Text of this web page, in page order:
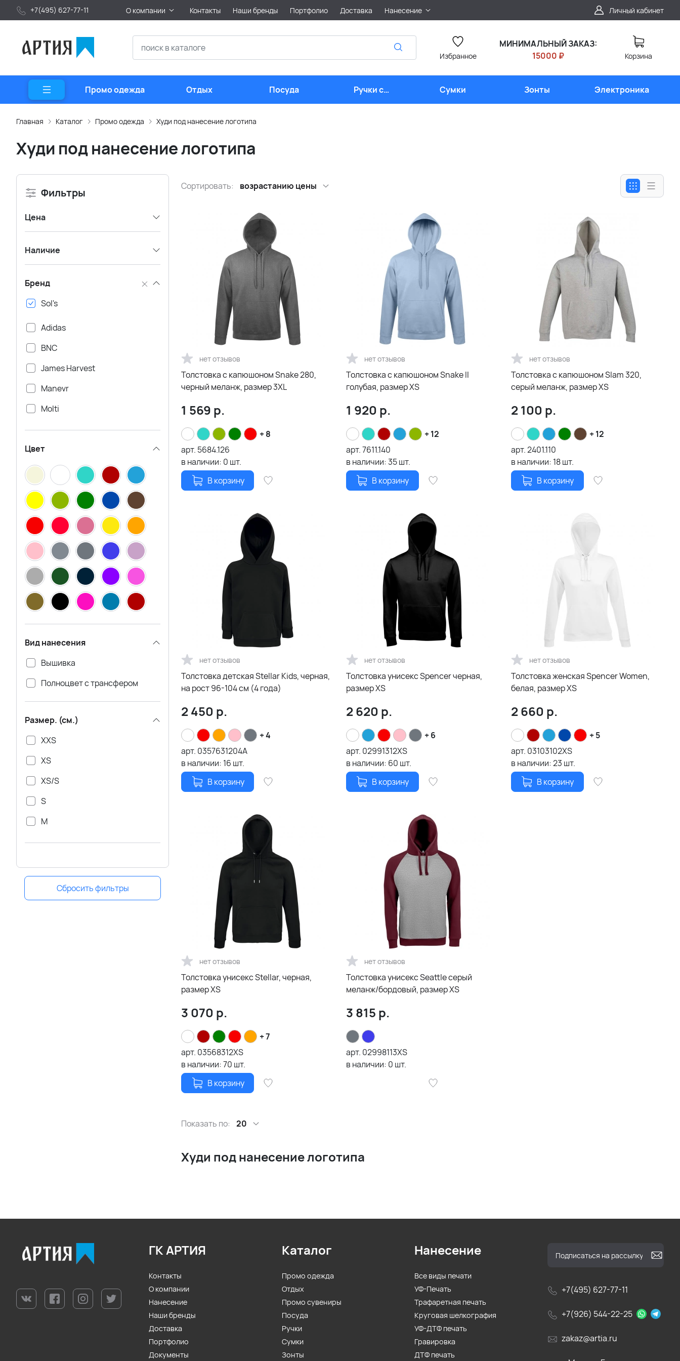
+7(495) 627-77-11 О компании Контакты Наши бренды Портфолио Доставка Нанесение Личный кабинет
Избранное
МИНИМАЛЬНЫЙ ЗАКАЗ:
15000 ₽
Корзина
Промо одежда Отдых Посуда
Ручки с
логотипом
Сумки Зонты Электроника
Главная Каталог Промо одежда Худи под нанесение логотипа
Худи под нанесение логотипа
Фильтры
Цена
Наличие
Бренд
Sol's
Adidas
BNC
James Harvest
Manevr
Molti
Reebok
Stride
Unit
Принтэссенция
Соль
Цвет
Вид нанесения
Вышивка
Полноцвет с трансфером
Размер. (см.)
XXS
XS
XS/S
S
M
XL
3XL
3XL v2
Сбросить фильтры
Сортировать: возрастанию цены
нет отзывов
Толстовка с капюшоном Snake 280,
черный меланж, размер 3XL
1 569 р.
+ 8
арт. 5684.126
в наличии: 0 шт.
В корзину
нет отзывов
Толстовка с капюшоном Snake II
голубая, размер XS
1 920 р.
+ 12
арт.7611.140
в наличии:35шт.
В корзину
нет отзывов
Толстовка с капюшоном Slam 320,
серый меланж, размер XS
2 100 р.
+ 12
арт.2401.110
в наличии: 18шт.
В корзину
нет отзывов
Толстовка детская Stellar Kids, черная,
на рост 96-104 см (4 года)
2 450 р.
+ 4
арт. 0357631204A
в наличии: 16 шт.
В корзину
нет отзывов
Толстовка унисекс Spencer черная,
размер XS
2 620 р.
+ 6
арт. 02991312XS
в наличии: 60 шт.
В корзину
нет отзывов
Толстовка женская Spencer Women,
белая, размер XS
2 660 р.
+ 5
арт. 03103102XS
в наличии:23 шт.
В корзину
нет отзывов
Толстовка унисекс Stellar, черная,
размер XS
3 070 р.
+ 7
арт. 03568312XS
в наличии:70 шт.
В корзину
нет отзывов
Толстовка унисекс Seattle серый
меланж/бордовый, размер XS
3 815 р.
арт. 02998113XS
в наличии: 0 шт.
Показать по: 20
Худи под нанесение логотипа
+7(495) 627-77-11
+7(926) 544-22-25
zakaz@artia.ru
ГК АРТИЯ
Контакты
О компании
Нанесение
Наши бренды
Доставка
Портфолио
Документы
Каталог
Промо одежда
Отдых
Промо сувениры
Посуда
Ручки
Сумки
Зонты
Нанесение
Все виды печати
УФ-Печать
Трафаретная печать
Круговая шелкография
УФ-ДТФ печать
Гравировка
ДТФ печать